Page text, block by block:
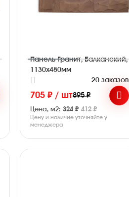
Панель Гранит, Балканский,
1130х480мм
20 заказов
705 ₽ / шт895 ₽
Цена, м2: 324 ₽ 412 ₽
Цену и наличие уточняйте у
менеджера